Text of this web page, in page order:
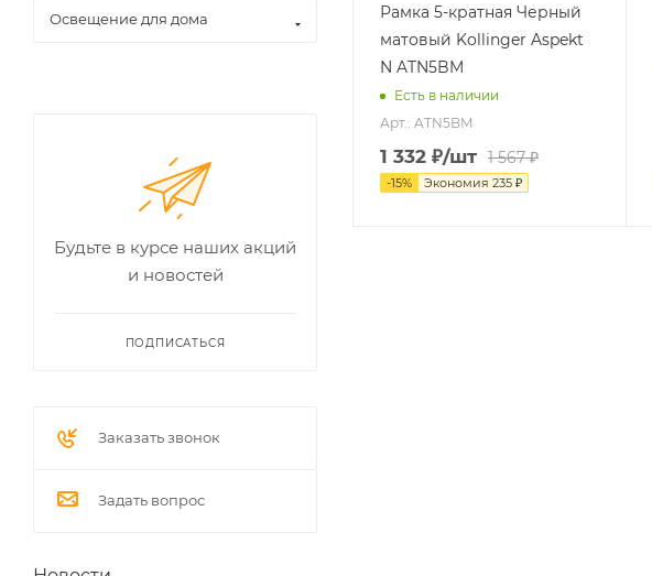
Рамка 5-кратная Черный
матовый Kollinger Aspekt
N ATN5BM
Есть в наличии
Арт.: ATN5BM
1 332 ₽/шт 1 567₽
-15% Экономия 235 ₽
Освещение для дома
Будьте в курсе наших акций
и новостей
ПОДПИСАТЬСЯ
Заказать звонок
Задать вопрос